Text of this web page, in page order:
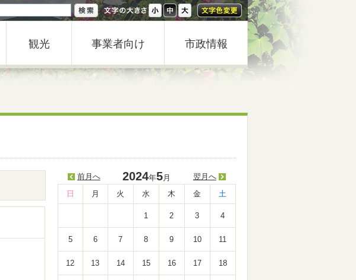
観光 事業者向け 市政情報
前月へ 2024年5月
翌月へ
日
月 火 水 木 金 土
1 2 3 4
5 6 7 8 9 10 11
12 13 14 15 16 17 18